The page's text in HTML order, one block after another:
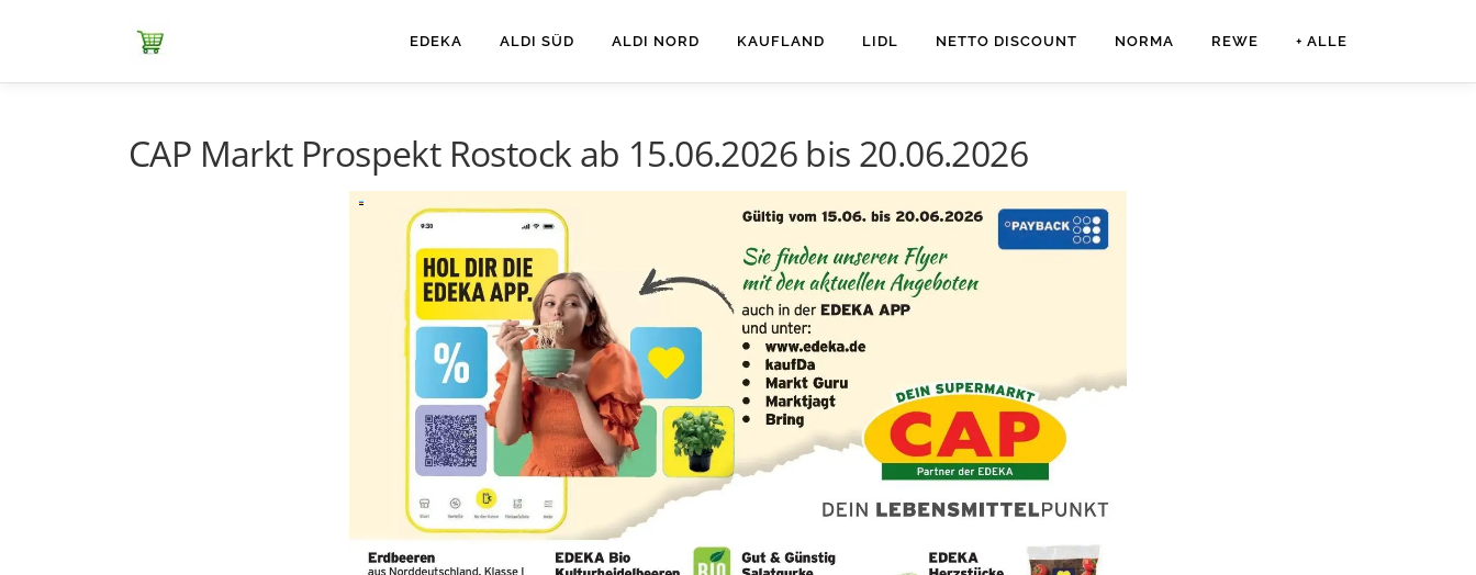
ЕDEKA ALDI SÜD ALDI NORD KAUFLAND LIDL NETTO DISCOUNT NORMA REWE + ALLE
CAP Markt Prospekt Rostock ab 15.06.2026 bis 20.06.2026